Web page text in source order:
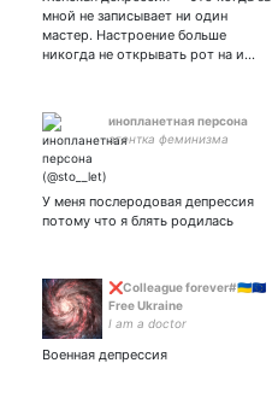
психотерапевтка-
гештальтистка; февезизм //
#DnD 💚//
мной не записывает ни один
мастер. Настроение больше
никогда не открывать рот на и…
инопланетная персона
агентка феминизма
У меня послеродовая депрессия
потому что я блять родилась
❌Colleague forever#🇺🇦🇪🇺
Free Ukraine
I am a doctor
Военная депрессия